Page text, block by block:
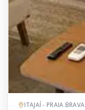
ITAJAÍ - PRAIA BRAVA